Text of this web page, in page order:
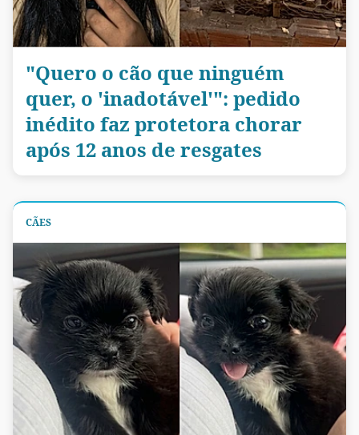
"Quero o cão que ninguém
quer, o 'inadotável'": pedido
inédito faz protetora chorar
após 12 anos de resgates
CÃES